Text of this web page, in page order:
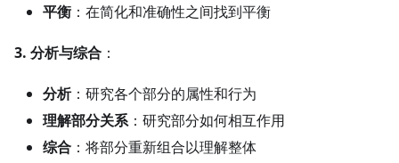
平衡 ：在简化和准确性之间找到平衡
3. 分析与综合 ：
分析：研究各个部分的属性和行为
理解部分关系：研究部分如何相互作用
综合 ：将部分重新组合以理解整体